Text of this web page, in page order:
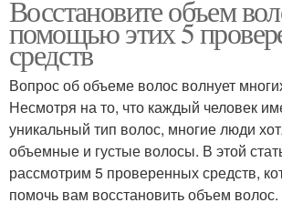
Восстановите объем
помощью этих 5
средств
Вопрос об объеме волос волнует
Несмотря на то, что каждый человек
уникальный тип волос, многие люди
объемные и густые волосы. В этой
рассмотрим 5 проверенных средств,
помочь вам восстановить объем волос.